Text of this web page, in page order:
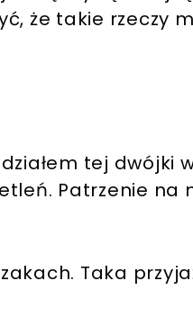
że takie rzeczy
tej dwójki
Patrzenie na
Taka